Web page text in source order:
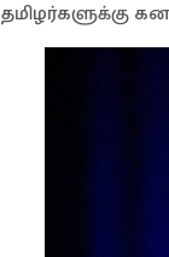
தமிழர்களுக்கு